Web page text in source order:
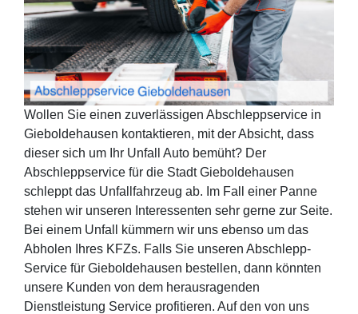
Wollen Sie einen zuverlässigen Abschleppservice in
Gieboldehausen kontaktieren, mit der Absicht, dass
dieser sich um Ihr Unfall Auto bemüht? Der
Abschleppservice für die Stadt Gieboldehausen
schleppt das Unfallfahrzeug ab. Im Fall einer Panne
stehen wir unseren Interessenten sehr gerne zur Seite.
Bei einem Unfall kümmern wir uns ebenso um das
Abholen Ihres KFZs. Falls Sie unseren Abschlepp-
Service für Gieboldehausen bestellen, dann könnten
unsere Kunden von dem herausragenden
Dienstleistung Service profitieren. Auf den von uns